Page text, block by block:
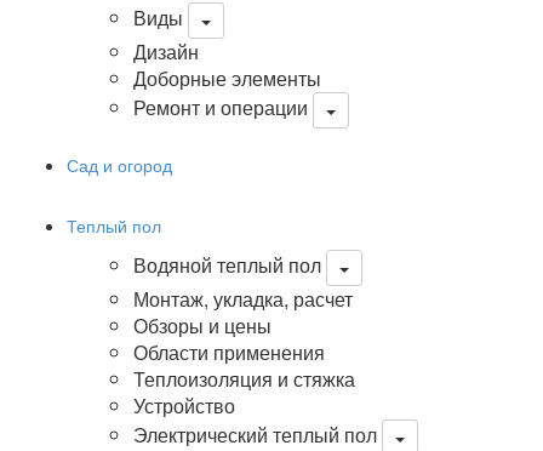
Виды
Дизайн
Доборные элементы
Ремонт и операции
Сад и огород
Теплый пол
Водяной теплый пол
Монтаж, укладка, расчет
Обзоры и цены
Области применения
Теплоизоляция и стяжка
Устройство
Электрический теплый пол